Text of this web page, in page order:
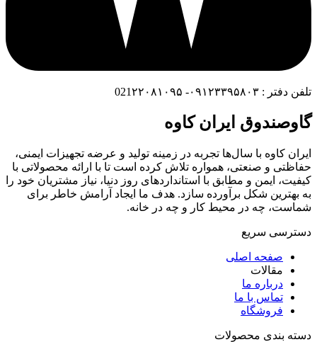
تلفن دفتر : ۰۹۱۲۳۳۹۵۸۰۳- 021۲۲۰۸۱۰۹۵
گاوصندوق ایران کاوه
ایران کاوه با سال‌ها تجربه در زمینه تولید و عرضه تجهیزات ایمنی،
حفاظتی و صنعتی، همواره تلاش کرده است تا با ارائه محصولاتی با
کیفیت، ایمن و مطابق با استانداردهای روز دنیا، نیاز مشتریان خود را
به بهترین شکل برآورده سازد. هدف ما ایجاد آرامش خاطر برای
شماست، چه در محیط کار و چه در خانه.
دسترسی سریع
صفحه اصلی
مقالات
درباره ما
تماس با ما
فروشگاه
دسته بندی محصولات